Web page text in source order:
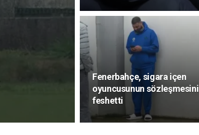
Fenerbahçe, sigara içen
oyuncusunun sözleşmesini
feshetti